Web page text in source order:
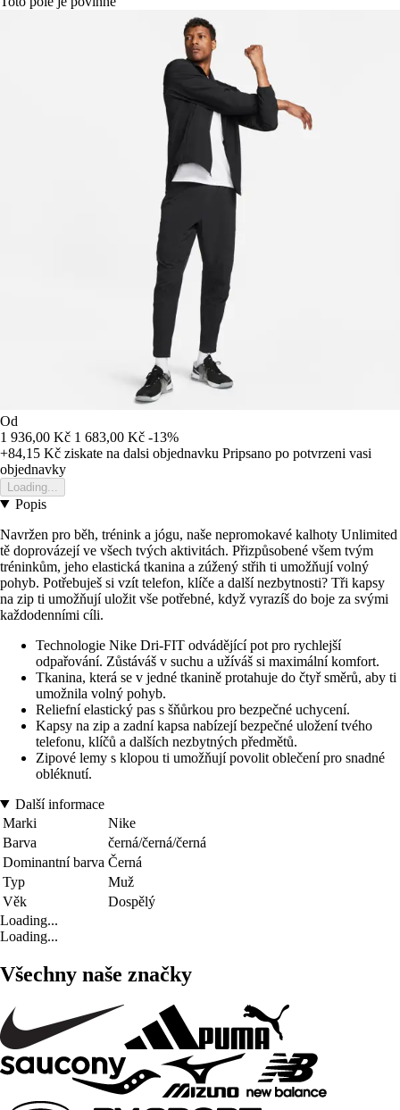
Od
1 936,00 Kč 1 683,00 Kč -13%
+84,15 Kč ziskate na dalsi objednavku Pripsano po potvrzeni vasi
objednavky
Loading...
Popis
Navržen pro běh, trénink a jógu, naše nepromokavé kalhoty Unlimited
tě doprovázejí ve všech tvých aktivitách. Přizpůsobené všem tvým
tréninkům, jeho elastická tkanina a zúžený střih ti umožňují volný
pohyb. Potřebuješ si vzít telefon, klíče a další nezbytnosti? Tři kapsy
na zip ti umožňují uložit vše potřebné, když vyrazíš do boje za svými
každodenními cíli.
Technologie Nike Dri-FIT odvádějící pot pro rychlejší
odpařování. Zůstáváš v suchu a užíváš si maximální komfort.
Tkanina, která se v jedné tkanině protahuje do čtyř směrů, aby ti
umožnila volný pohyb.
Reliefní elastický pas s šňůrkou pro bezpečné uchycení.
Kapsy na zip a zadní kapsa nabízejí bezpečné uložení tvého
telefonu, klíčů a dalších nezbytných předmětů.
Zipové lemy s klopou ti umožňují povolit oblečení pro snadné
obléknutí.
Další informace
Marki
Nike
Barva
černá/černá/černá
Dominantní barva Černá
Typ
Muž
Věk
Dospělý
Loading...
Loading...
Všechny naše značky